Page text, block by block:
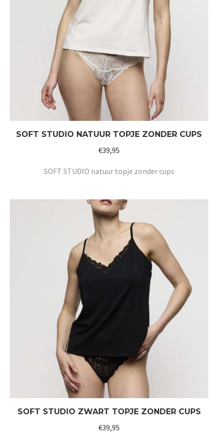
SOFT STUDIO NATUUR TOPJE ZONDER CUPS
€39,95
SOFT STUDIO natuur topje zonder cups
SOFT STUDIO ZWART TOPJE ZONDER CUPS
€39,95